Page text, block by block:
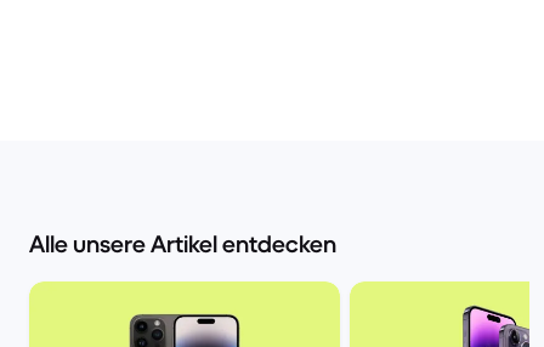
Alle unsere Artikel entdecken